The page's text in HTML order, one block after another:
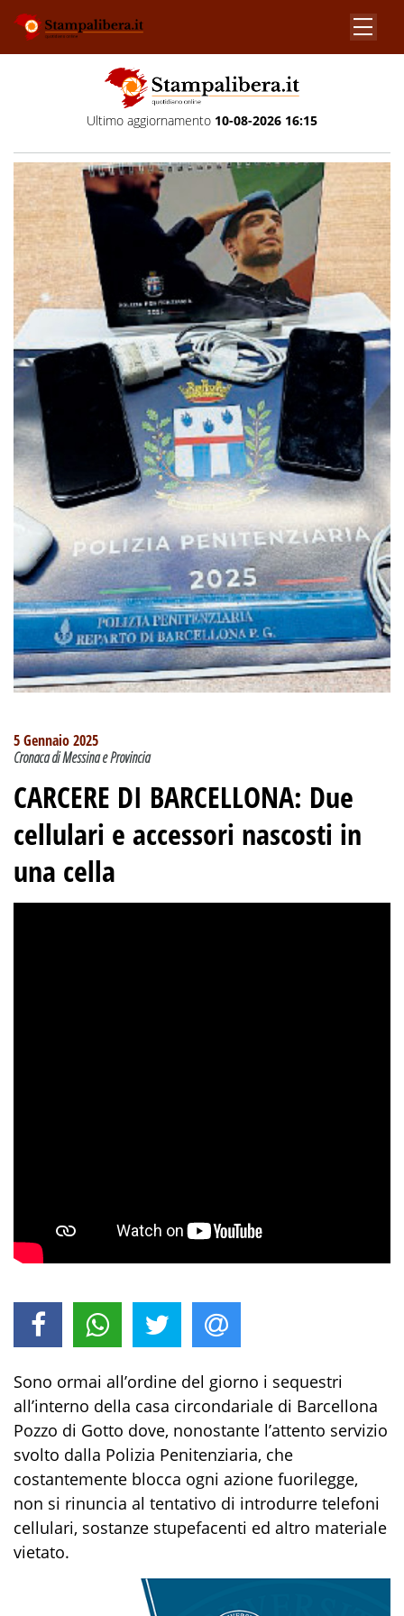
Ultimo aggiornamento 10-08-2026 16:15
5 Gennaio 2025
Cronaca di Messina e Provincia
CARCERE DI BARCELLONA: Due
cellulari e accessori nascosti in
una cella
Sono ormai all’ordine del giorno i sequestri
all’interno della casa circondariale di Barcellona
Pozzo di Gotto dove, nonostante l’attento servizio
svolto dalla Polizia Penitenziaria, che
costantemente blocca ogni azione fuorilegge,
non si rinuncia al tentativo di introdurre telefoni
cellulari, sostanze stupefacenti ed altro materiale
vietato.